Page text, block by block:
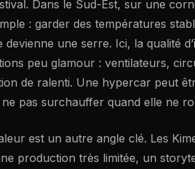
Dans le Sud-Est, sur une
: garder des températures
devienne une serre. Ici, la qualité d’
peu glamour : ventilateurs,
de ralenti. Une hypercar peut
pas surchauffer quand elle ne
est un autre angle clé. Les
production très limitée, un